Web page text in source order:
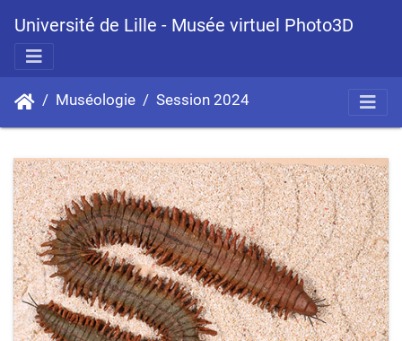
Université de Lille - Musée virtuel Photo3D
Muséologie Session 2024